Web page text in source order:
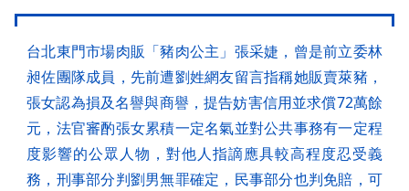
台北東門市場肉販「豬肉公主」張采婕，曾是前立委林
昶佐團隊成員，先前遭劉姓網友留言指稱她販賣萊豬，
張女認為損及名譽與商譽，提告妨害信用並求償72萬餘
元，法官審酌張女累積一定名氣並對公共事務有一定程
度影響的公眾人物，對他人指謫應具較高程度忍受義
務，刑事部分判劉男無罪確定，民事部分也判免賠，可